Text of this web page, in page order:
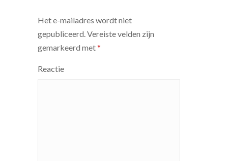
Het e-mailadres wordt niet
gepubliceerd.Vereiste velden zijn
gemarkeerd met*
Reactie